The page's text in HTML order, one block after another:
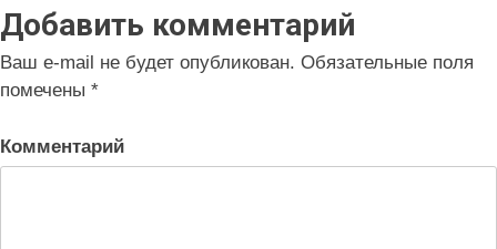
по
записям
Добавить комментарий
Ваш e-mail не будет опубликован. Обязательные поля
помечены *
Комментарий